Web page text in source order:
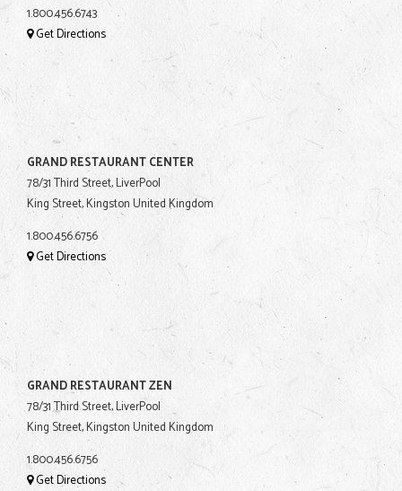
1.800.456.6743
Get Directions
GRAND RESTAURANT CENTER
78/31 Third Street, LiverPool
King Street, Kingston United Kingdom
1.800.456.6756
Get Directions
GRAND RESTAURANT ZEN
78/31 Third Street, LiverPool
King Street, Kingston United Kingdom
1.800.456.6756
Get Directions